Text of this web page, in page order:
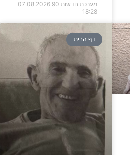
מערכת חדשות 90
07.08.2026
18:28
דף הבית